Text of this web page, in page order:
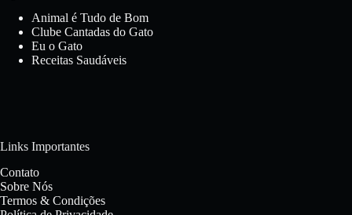
Animal é Tudo de Bom
Clube Cantadas do Gato
Eu o Gato
Receitas Saudáveis
Links Importantes
Contato
Sobre Nós
Termos & Condições